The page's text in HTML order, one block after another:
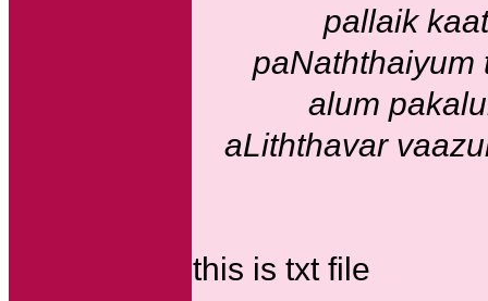
pallaik
paNaththaiyum
alum
aLiththavar
this is txt file